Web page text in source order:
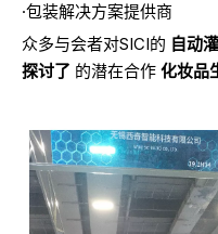
·包装解决方案提供商
众多与会者对SICI的 自动
探讨了 的潜在合作 化妆品